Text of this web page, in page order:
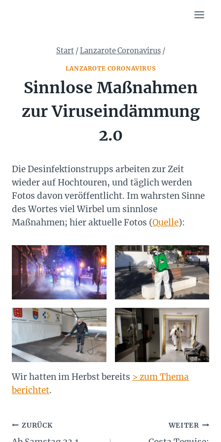
Start /Lanzarote Coronavirus /
LANZAROTE CORONAVIRUS
Sinnlose Maßnahmen
zur Viruseindämmung
2.0
Die Desinfektionstrupps arbeiten zur Zeit
wieder auf Hochtouren, und täglich werden
Fotos davon veröffentlicht. Im wahrsten Sinne
des Wortes viel Wirbel um sinnlose
Maßnahmen; hier aktuelle Fotos (Quelle):
Wir hatten im Herbst bereits > zum Thema
berichtet.
Beitragsnavigation
ZURÜCK WEITER